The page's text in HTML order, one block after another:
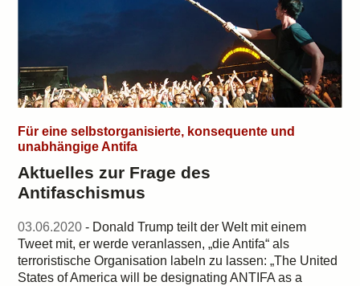
Für eine selbstorganisierte, konsequente und
unabhängige Antifa
Aktuelles zur Frage des
Antifaschismus
03.06.2020 - Donald Trump teilt der Welt mit einem
Tweet mit, er werde veranlassen, „die Antifa“ als
terroristische Organisation labeln zu lassen: „The United
States of America will be designating ANTIFA as a